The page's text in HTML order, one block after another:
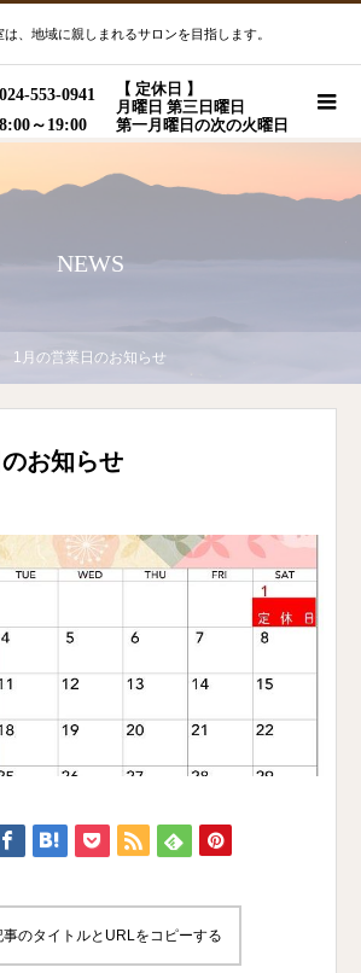
、地域に親しまれるサロンを目指します。
024-553-0941
【 定休日 】
月曜日 第三日曜日
第一月曜日の次の火曜日
8:00～19:00
NEWS
1月の営業日のお知らせ
お知らせ
事のタイトルとURLをコピーする